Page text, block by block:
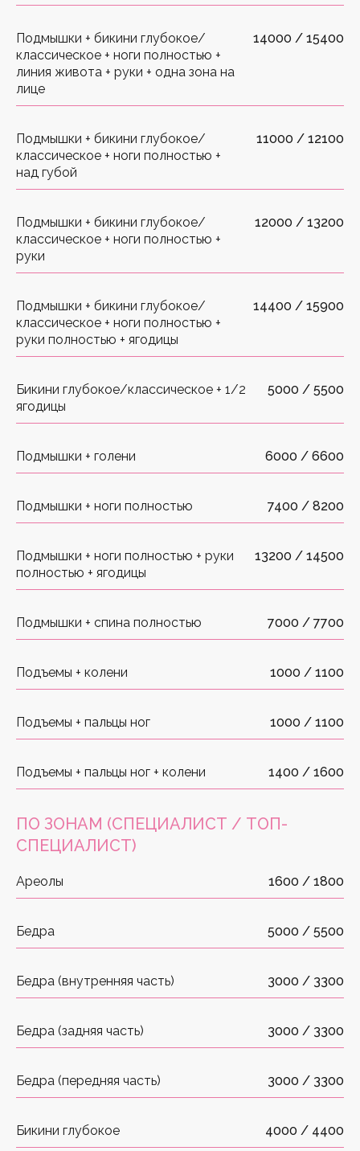
Подмышки + бикини глубокое/
классическое + ноги полностью +
линия живота + руки + одна зона на
лице
14000 / 15400
Подмышки + бикини глубокое/
классическое + ноги полностью +
над губой
11000 / 12100
Подмышки + бикини глубокое/
классическое + ноги полностью +
руки
12000 / 13200
Подмышки + бикини глубокое/
классическое + ноги полностью +
руки полностью + ягодицы
14400 / 15900
Бикини глубокое/классическое + 1/2
ягодицы
5000 / 5500
Подмышки + голени 6000 / 6600
Подмышки + ноги полностью 7400 / 8200
Подмышки + ноги полностью + руки
полностью + ягодицы
13200 / 14500
Подмышки + спина полностью 7000 / 7700
Подъемы + колени 1000 / 1100
Подъемы + пальцы ног 1000 / 1100
Подъемы + пальцы ног + колени 1400 / 1600
ПО ЗОНАМ (СПЕЦИАЛИСТ / ТОП-
СПЕЦИАЛИСТ)
Ареолы 1600 / 1800
Бедра 5000 / 5500
Бедра (внутренняя часть) 3000 / 3300
Бедра (задняя часть) 3000 / 3300
Бедра (передняя часть) 3000 / 3300
Бикини глубокое 4000 / 4400